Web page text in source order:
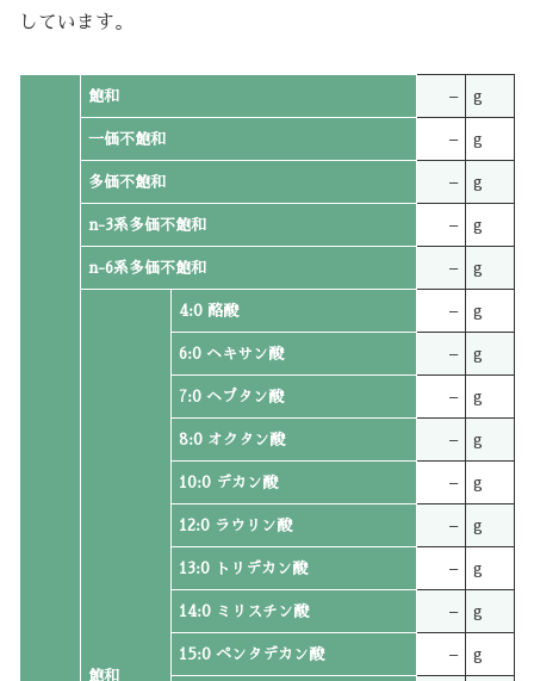
しています。
飽和 – g
一価不飽和 – g
多価不飽和 – g
n-3系多価不飽和 – g
n-6系多価不飽和 – g
飽和
4:0 酪酸 – g
6:0 ヘキサン酸 – g
7:0 ヘプタン酸 – g
8:0 オクタン酸 – g
10:0 デカン酸 – g
12:0 ラウリン酸 – g
13:0 トリデカン酸 – g
14:0 ミリスチン酸 – g
15:0 ペンタデカン酸 – g